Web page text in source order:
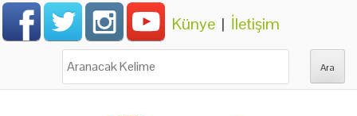
Künye | İletişim